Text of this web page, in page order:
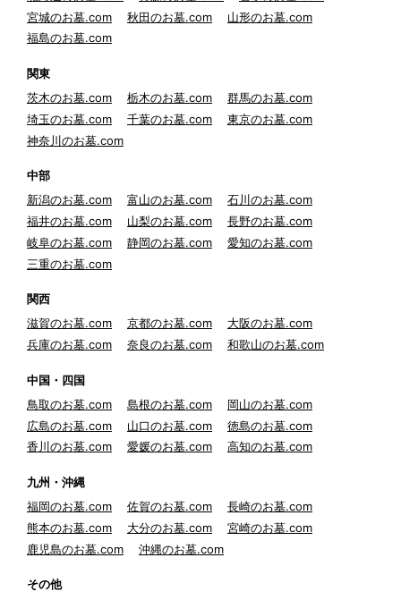
宮城のお墓.com
秋田のお墓.com
山形のお墓.com
福島のお墓.com
関東
茨木のお墓.com
栃木のお墓.com
群馬のお墓.com
埼玉のお墓.com
千葉のお墓.com
東京のお墓.com
神奈川のお墓.com
中部
新潟のお墓.com
富山のお墓.com
石川のお墓.com
福井のお墓.com
山梨のお墓.com
長野のお墓.com
岐阜のお墓.com
静岡のお墓.com
愛知のお墓.com
三重のお墓.com
関西
滋賀のお墓.com
京都のお墓.com
大阪のお墓.com
兵庫のお墓.com
奈良のお墓.com 和歌山のお墓.com
中国・四国
鳥取のお墓.com
島根のお墓.com
岡山のお墓.com
広島のお墓.com
山口のお墓.com
徳島のお墓.com
香川のお墓.com
愛媛のお墓.com 高知のお墓.com
九州・沖縄
福岡のお墓.com
佐賀のお墓.com
長崎のお墓.com
熊本のお墓.com
大分のお墓.com
宮崎のお墓.com
鹿児島のお墓.com
沖縄のお墓.com
その他